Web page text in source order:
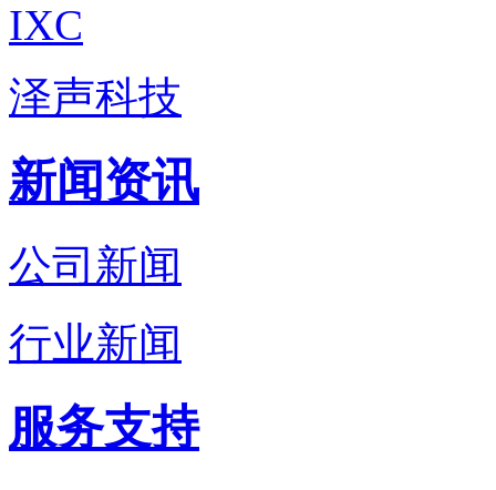
IXC
泽声科技
新闻资讯
公司新闻
行业新闻
服务支持